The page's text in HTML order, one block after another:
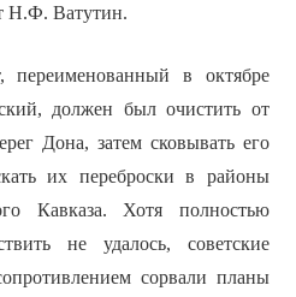
Н.Ф. Ватутин.
переименованный в октябре
должен был очистить от
Дона, затем сковывать его
их переброски в районы
Кавказа. Хотя полностью
не удалось, советские
сорвали планы